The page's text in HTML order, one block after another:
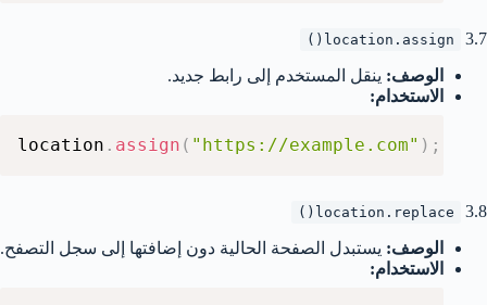
3.7
location.assign()
الوصف: ينقل المستخدم إلى رابط جديد.
الاستخدام:
location . assign ( "https://example.com" ) ;
3.8
location.replace()
الوصف: يستبدل الصفحة الحالية دون إضافتها إلى سجل التصفح.
الاستخدام: